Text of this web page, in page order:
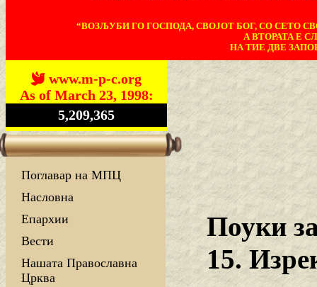
“ВОЗЉУБИ ГО ГОСПОДА, СВОЈОТ БОГ, СО СЕТО
А ВТОРАТА Е
НА ТИЕ ДВЕ
www.m-p-c.org
As of March 23, 1998:
5,209,365
Поглавар на МПЦ
Насловна
Епархии
Вести
Нашата Православна
Црква
Поуки
15.